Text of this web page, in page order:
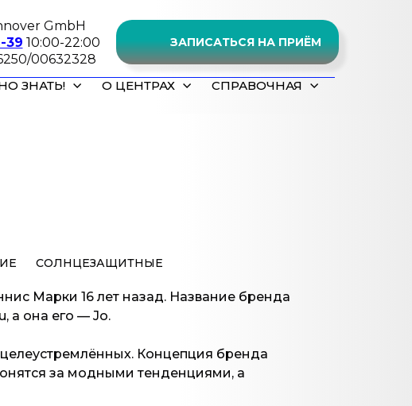
GmbH
39 10:00-22:00
00632328
ЗАПИСАТЬСЯ НА ПРИЁМ
ЗНАТЬ! О ЦЕНТРАХ СПРАВОЧНАЯ
Марки 16 лет назад. Название бренда
а она его — Jo.
Концепция бренда
за модными тенденциями, а
СОЛНЦЕЗАЩИТНЫЕ